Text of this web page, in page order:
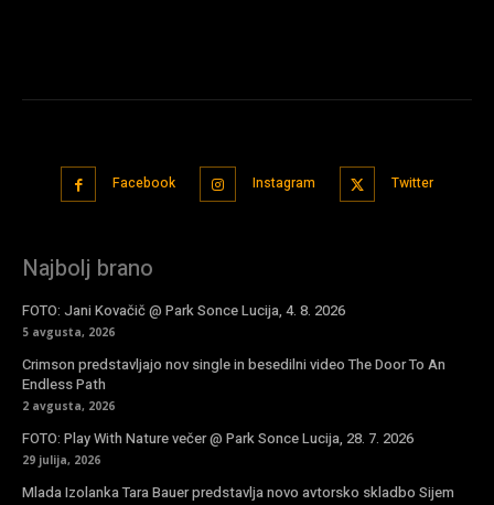
Facebook Instagram Twitter
Najbolj brano
FOTO: Jani Kovačič @ Park Sonce Lucija, 4. 8. 2026
5 avgusta, 2026
Crimson predstavljajo nov single in besedilni video The Door To An
Endless Path
2 avgusta, 2026
FOTO: Play With Nature večer @ Park Sonce Lucija, 28. 7. 2026
29 julija, 2026
Mlada Izolanka Tara Bauer predstavlja novo avtorsko skladbo Sijem